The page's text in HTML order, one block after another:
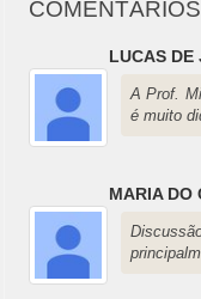
LUCAS DE
A Prof.
é muito
MARIA DO